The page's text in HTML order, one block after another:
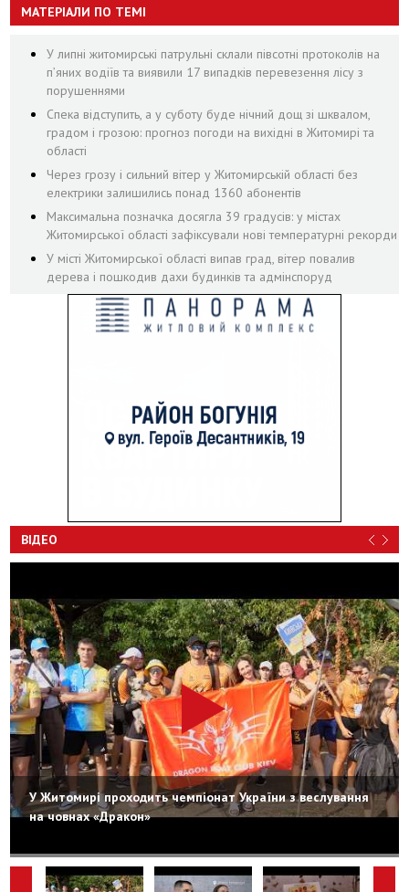
МАТЕРІАЛИ ПО ТЕМІ
У липні житомирські патрульні склали півсотні протоколів на
пʼяних водіїв та виявили 17 випадків перевезення лісу з
порушеннями
Спека відступить, а у суботу буде нічний дощ зі шквалом,
градом і грозою: прогноз погоди на вихідні в Житомирі та
області
Через грозу і сильний вітер у Житомирській області без
електрики залишились понад 1360 абонентів
Максимальна позначка досягла 39 градусів: у містах
Житомирської області зафіксували нові температурні рекорди
У місті Житомирської області випав град, вітер повалив
дерева і пошкодив дахи будинків та адмінспоруд
ВІДЕО
У Житомирі проходить чемпіонат України з веслування
на човнах «Дракон»